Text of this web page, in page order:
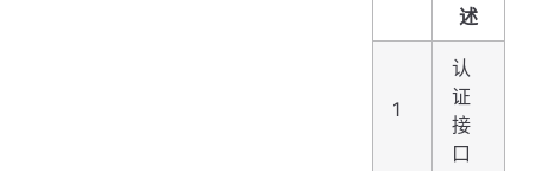
述
1
认
证
接
口